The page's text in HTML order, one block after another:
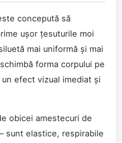
concepută să
ușor țesuturile moi
mai uniformă și mai
forma corpului pe
efect vizual imediat și
obicei amestecuri de
sunt elastice, respirabile